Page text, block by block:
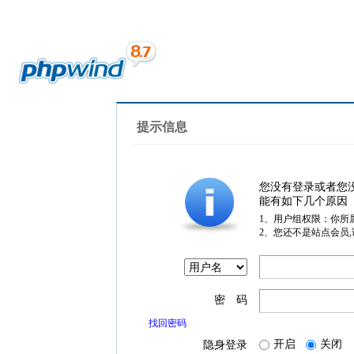
提示信息
您没有登录或者您
能有如下几个原因
1、用户组权限：你所
2、您还不是站点会员
密 码
找回密码
隐身登录 开启 关闭